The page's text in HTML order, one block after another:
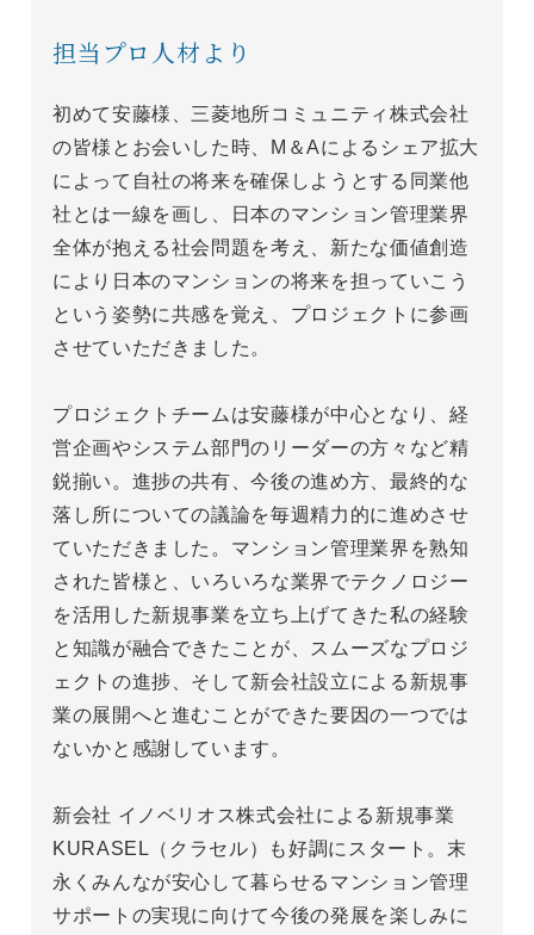
担当プロ人材より
初めて安藤様、三菱地所コミュニティ株式会社
の皆様とお会いした時、M＆Aによるシェア拡大
によって自社の将来を確保しようとする同業他
社とは一線を画し、日本のマンション管理業界
全体が抱える社会問題を考え、新たな価値創造
により日本のマンションの将来を担っていこう
という姿勢に共感を覚え、プロジェクトに参画
させていただきました。
プロジェクトチームは安藤様が中心となり、経
営企画やシステム部門のリーダーの方々など精
鋭揃い。進捗の共有、今後の進め方、最終的な
落し所についての議論を毎週精力的に進めさせ
ていただきました。マンション管理業界を熟知
された皆様と、いろいろな業界でテクノロジー
を活用した新規事業を立ち上げてきた私の経験
と知識が融合できたことが、スムーズなプロジ
ェクトの進捗、そして新会社設立による新規事
業の展開へと進むことができた要因の一つでは
ないかと感謝しています。
新会社 イノベリオス株式会社による新規事業
KURASEL（クラセル）も好調にスタート。末
永くみんなが安心して暮らせるマンション管理
サポートの実現に向けて今後の発展を楽しみに